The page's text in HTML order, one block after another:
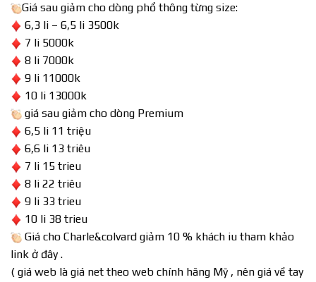
Giá sau giảm cho dòng phổ thông từng size:
6,3 li – 6,5 li 3500k
7 li 5000k
8 li 7000k
9 li 11000k
10 li 13000k
giá sau giảm cho dòng Premium
6,5 li 11 triệu
6,6 li 13 triêu
7 li 15 trieu
8 li 22 triêu
9 li 33 trieu
10 li 38 trieu
Giá cho Charle&colvard giảm 10 % khách iu tham khảo
link ở đây .
( giá web là giá net theo web chính hãng Mỹ , nên giá về tay